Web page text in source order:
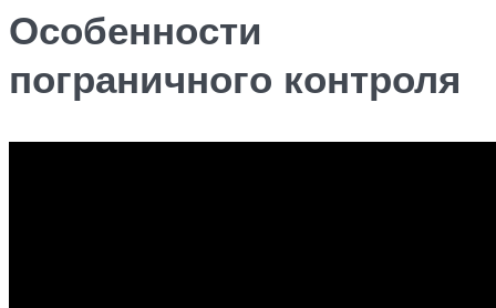
Особенности
пограничного контроля